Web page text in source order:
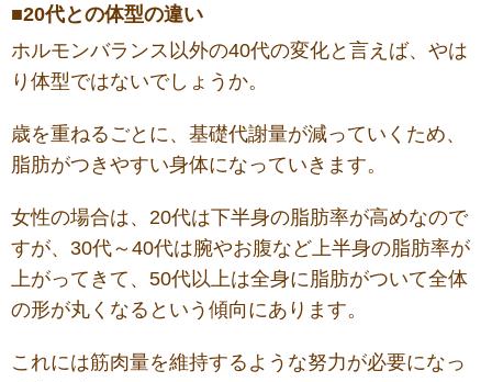
■20代との体型の違い
ホルモンバランス以外の40代の変化と言えば、やは
り体型ではないでしょうか。
歳を重ねるごとに、基礎代謝量が減っていくため、
脂肪がつきやすい身体になっていきます。
女性の場合は、20代は下半身の脂肪率が高めなので
すが、30代～40代は腕やお腹など上半身の脂肪率が
上がってきて、50代以上は全身に脂肪がついて全体
の形が丸くなるという傾向にあります。
これには筋肉量を維持するような努力が必要になっ